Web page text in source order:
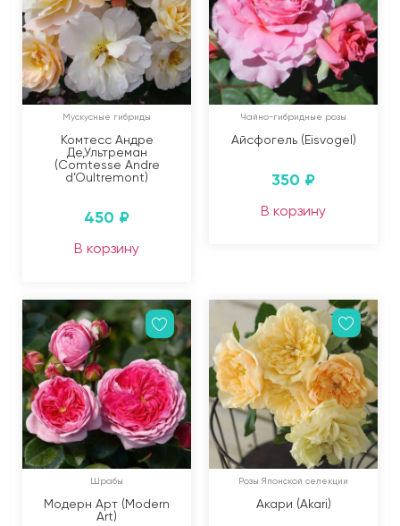
Мускусные гибриды
Комтесс Андре
Де,Ультреман
(Comtesse Andre
d’Oultremont)
450 ₽
В корзину
Чайно-гибридные розы
Айсфогель (Eisvogel)
350 ₽
В корзину
Шрабы
Модерн Арт (Modern
Art)
Розы Японской селекции
Акари (Akari)